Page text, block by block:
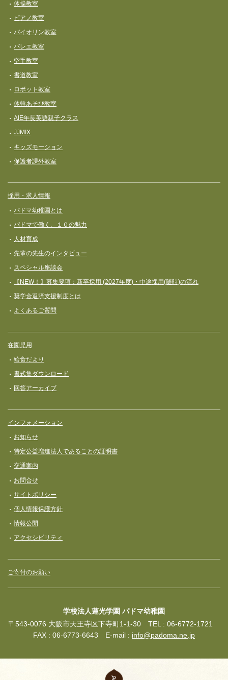
体操教室
ピアノ教室
バイオリン教室
バレエ教室
空手教室
書道教室
ロボット教室
体幹あそび教室
AIE年長英語親子クラス
JJMIX
キッズモーション
保護者課外教室
採用・求人情報
パドマ幼稚園とは
パドマで働く、１０の魅力
人材育成
先輩の先生のインタビュー
スペシャル座談会
【NEW！】募集要項：新卒採用 (2027年度)・中途採用(随時)の流れ
奨学⾦返済⽀援制度とは
よくあるご質問
在園児用
給食だより
書式集ダウンロード
回答アーカイブ
インフォメーション
お知らせ
特定公益増進法人であることの証明書
交通案内
お問合せ
サイトポリシー
個人情報保護方針
情報公開
アクセシビリティ
ご寄付のお願い
学校法人蓮光学園 パドマ幼稚園
〒543-0076 大阪市天王寺区下寺町1-1-30 TEL : 06-6772-1721
FAX : 06-6773-6643 E-mail : info@padoma.ne.jp